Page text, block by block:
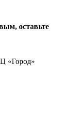
оставьте
«Город»